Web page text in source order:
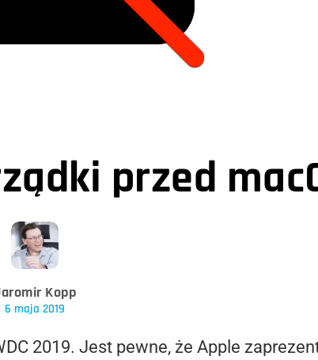
przed
Kopp
6 maja 2019
2019. Jest pewne, że Apple